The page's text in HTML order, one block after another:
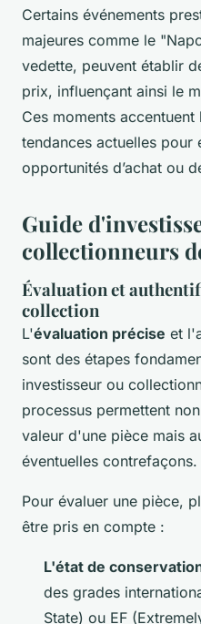
Certains événements
majeures comme le
vedette, peuvent établir
prix, influençant ainsi le
Ces moments
tendances actuelles pour
opportunités d’achat ou
Guide
collectionneurs
Évaluation et
collection
L'évaluation précise et
sont des étapes
investisseur ou
processus permettent
valeur d'une pièce mais
éventuelles contrefaçons.
Pour évaluer une pièce,
être pris en compte :
L'état de
des grades
State) ou EF